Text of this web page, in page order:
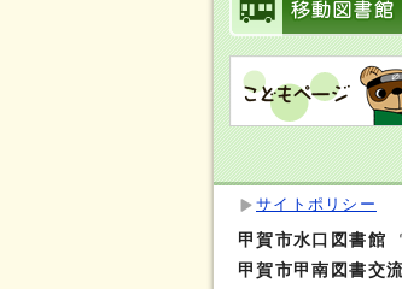
サイトポリシー
甲賀市水口図書館
甲賀市甲南図書交